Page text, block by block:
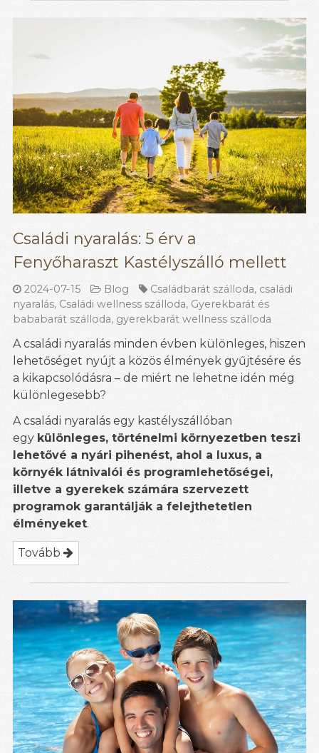
Családi nyaralás: 5 érv a
Fenyőharaszt Kastélyszálló mellett
2024-07-15 Blog Családbarát szálloda, családi
nyaralás, Családi wellness szálloda, Gyerekbarát és
bababarát szálloda, gyerekbarát wellness szálloda
A családi nyaralás minden évben különleges, hiszen
lehetőséget nyújt a közös élmények gyűjtésére és
a kikapcsolódásra – de miért ne lehetne idén még
különlegesebb?
A családi nyaralás egy kastélyszállóban
egy különleges, történelmi környezetben teszi
lehetővé a nyári pihenést, ahol a luxus, a
környék látnivalói és programlehetőségei,
illetve a gyerekek számára szervezett
programok garantálják a felejthetetlen
élményeket.
Tovább